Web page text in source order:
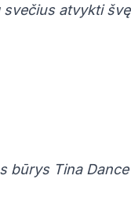
atvykti
būrys Tina